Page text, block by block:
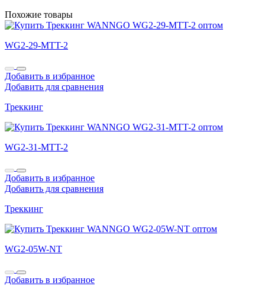
Похожие товары
WG2-29-MTT-2
Добавить в избранное
Добавить для сравнения
Треккинг
WG2-31-MTT-2
Добавить в избранное
Добавить для сравнения
Треккинг
WG2-05W-NT
Добавить в избранное